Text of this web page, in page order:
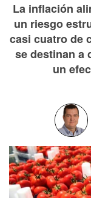
La inflación
un riesgo
casi cuatro de
se destinan a
un